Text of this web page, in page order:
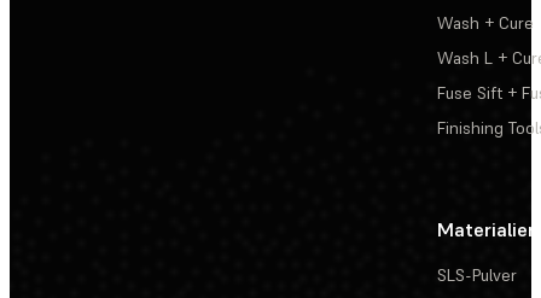
Wash + Cure
Wash L +
Fuse Sift +
Finishing
Materialien
SLS-Pulver